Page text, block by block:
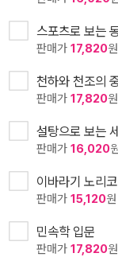
스포츠로 보는
판매가 17,820원
천하와 천조의
판매가 17,820원
설탕으로 보는
판매가 16,020
이바라기 노리
판매가 15,120원
민속학 입문
판매가 17,820원